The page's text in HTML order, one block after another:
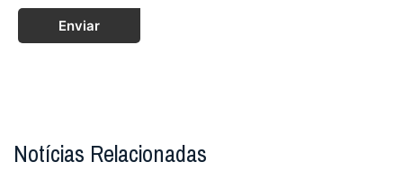
Enviar
Notícias Relacionadas